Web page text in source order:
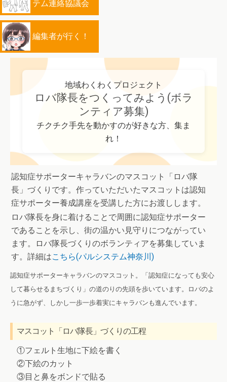
テム連絡協議会
編集者が行く！
地域わくわくプロジェクト
ロバ隊長をつくってみよう(ボラ
ンティア募集)
チクチク手先を動かすのが好きな方、集ま
れ！
認知症サポーターキャラバンのマスコット「ロバ隊
長」づくりです。作っていただいたマスコットは認知
症サポーター養成講座を受講した方にお渡しします。
ロバ隊長を身に着けることで周囲に認知症サポーター
であることを示し、街の温かい見守りにつながってい
ます。ロバ隊長づくりのボランティアを募集していま
す。詳細はこちら(パルシステム神奈川)
認知症サポーターキャラバンのマスコット。「認知症になっても安心
して暮らせるまちづくり」の道のりの先頭を歩いています。ロバのよ
うに急がず、しかし一歩一歩着実にキャラバンも進んでいます。
マスコット「ロバ隊長」づくりの工程
①フェルト生地に下絵を書く
②下絵のカット
③目と鼻をボンドで貼る